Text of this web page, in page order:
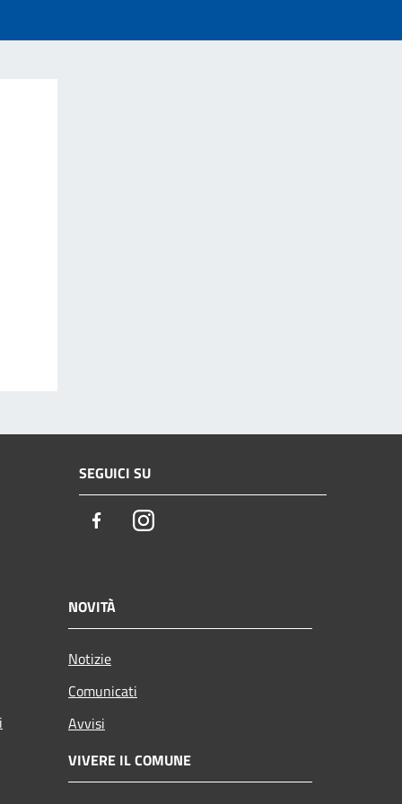
SEGUICI SU
FacebookInstagram
NOVITÀ
Notizie
Comunicati
Avvisi
VIVERE IL COMUNE